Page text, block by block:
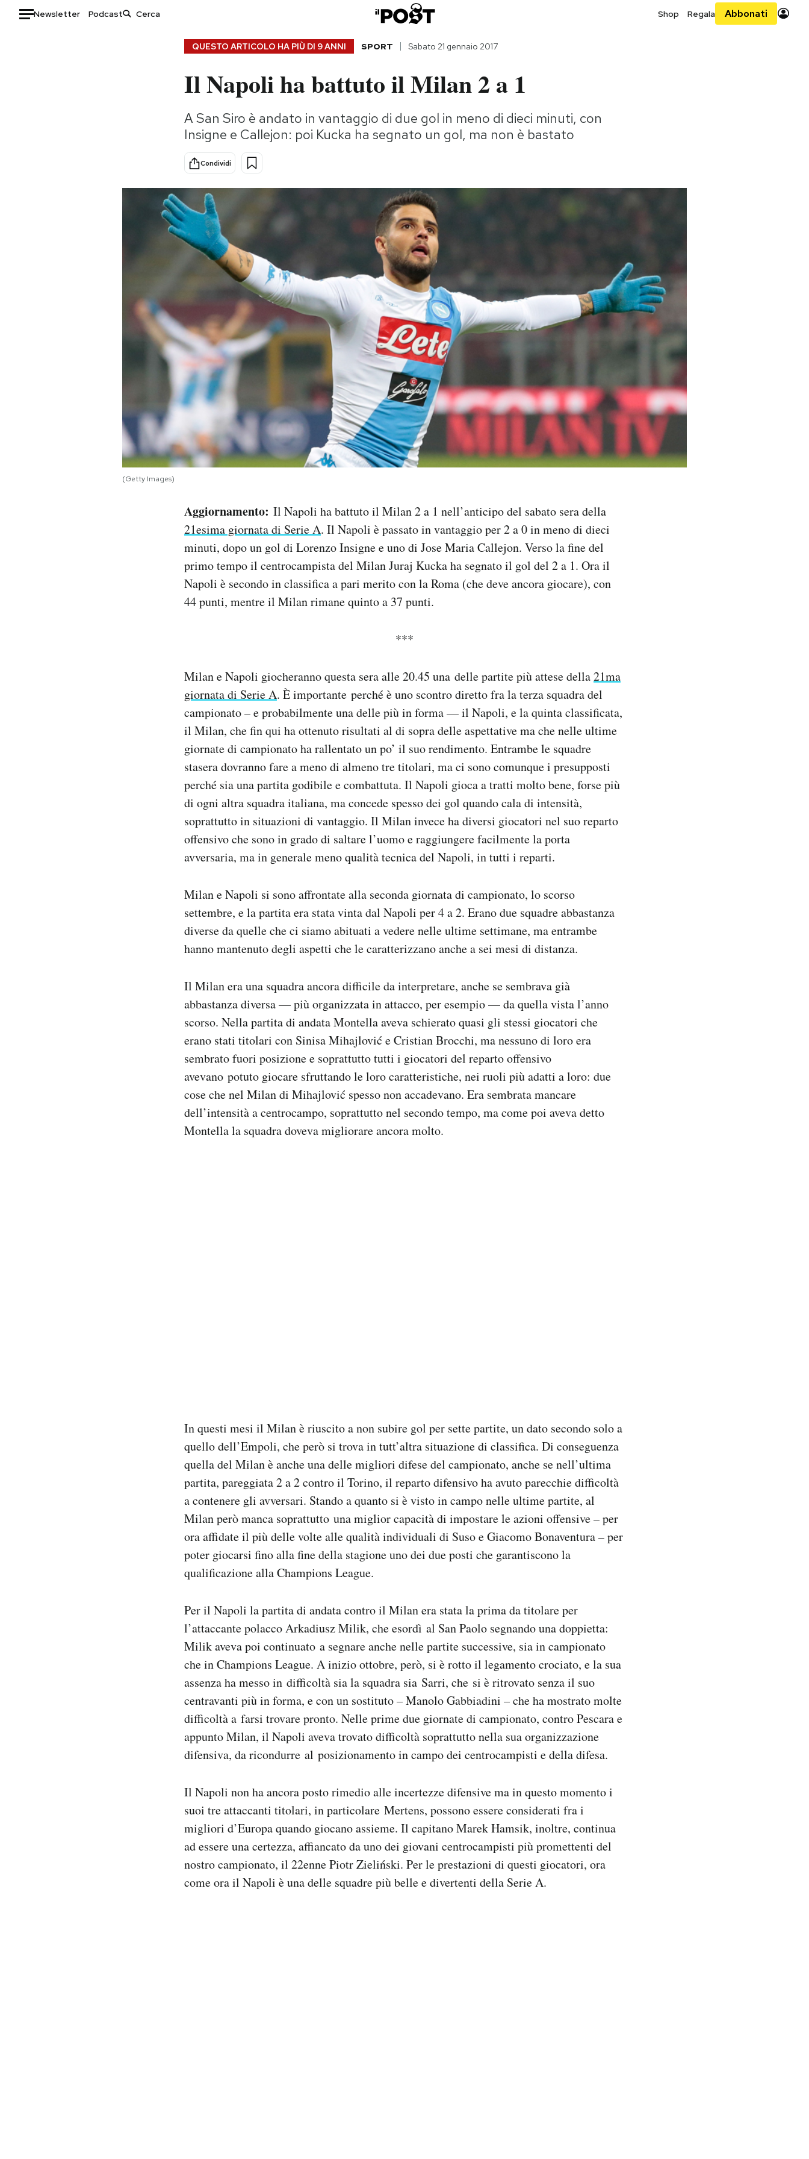
Newsletter Podcast Shop Regala Abbonati
Consumismi
Storie/Idee
Ok Boomer!
Media
Europa
Altrecose
Mondiali calcio 2026
QUESTO ARTICOLO HA PIÙ DI 9 ANNI SPORT Sabato 21 gennaio 2017
Il Napoli ha battuto il Milan 2 a 1
A San Siro è andato in vantaggio di due gol in meno di dieci minuti, con
Insigne e Callejon: poi Kucka ha segnato un gol, ma non è bastato
Condividi
(Getty Images)
Aggiornamento: Il Napoli ha battuto il Milan 2 a 1 nell’anticipo del sabato sera della
21esima giornata di Serie A. Il Napoli è passato in vantaggio per 2 a 0 in meno di dieci
minuti, dopo un gol di Lorenzo Insigne e uno di Jose Maria Callejon. Verso la fine del
primo tempo il centrocampista del Milan Juraj Kucka ha segnato il gol del 2 a 1. Ora il
Napoli è secondo in classifica a pari merito con la Roma (che deve ancora giocare), con
44 punti, mentre il Milan rimane quinto a 37 punti.
***
Milan e Napoli giocheranno questa sera alle 20.45 una delle partite più attese della21ma
giornata di Serie A. È importante perché è uno scontro diretto fra la terza squadra del
campionato – e probabilmente una delle più in forma — il Napoli, e la quinta classificata,
il Milan, che fin qui ha ottenuto risultati al di sopra delle aspettative ma che nelle ultime
giornate di campionato ha rallentato un po’ il suo rendimento. Entrambe le squadre
stasera dovranno fare a meno di almeno tre titolari, ma ci sono comunque i presupposti
perché sia una partita godibile e combattuta. Il Napoli gioca a tratti molto bene, forse più
di ogni altra squadra italiana, ma concede spesso dei gol quando cala di intensità,
soprattutto in situazioni di vantaggio. Il Milan invece ha diversi giocatori nel suo reparto
offensivo che sono in grado di saltare l’uomo e raggiungere facilmente la porta
avversaria, ma in generale meno qualità tecnica del Napoli, in tutti i reparti.
Milan e Napoli si sono affrontate alla seconda giornata di campionato, lo scorso
settembre, e la partita era stata vinta dal Napoli per 4 a 2. Erano due squadre abbastanza
diverse da quelle che ci siamo abituati a vedere nelle ultime settimane, ma entrambe
hanno mantenuto degli aspetti che le caratterizzano anche a sei mesi di distanza.
Il Milan era una squadra ancora difficile da interpretare, anche se sembrava già
abbastanza diversa — più organizzata in attacco, per esempio — da quella vista l’anno
scorso. Nella partita di andata Montella aveva schierato quasi gli stessi giocatori che
erano stati titolari con Sinisa Mihajlović e Cristian Brocchi, ma nessuno di loro era
sembrato fuori posizione e soprattutto tutti i giocatori del reparto offensivo
avevano potuto giocare sfruttando le loro caratteristiche, nei ruoli più adatti a loro: due
cose che nel Milan di Mihajlović spesso non accadevano. Era sembrata mancare
dell’intensità a centrocampo, soprattutto nel secondo tempo, ma come poi aveva detto
Montella la squadra doveva migliorare ancora molto.
In questi mesi il Milan è riuscito a non subire gol per sette partite, un dato secondo solo a
quello dell’Empoli, che però si trova in tutt’altra situazione di classifica. Di conseguenza
quella del Milan è anche una delle migliori difese del campionato, anche se nell’ultima
partita, pareggiata 2 a 2 contro il Torino, il reparto difensivo ha avuto parecchie difficoltà
a contenere gli avversari. Stando a quanto si è visto in campo nelle ultime partite, al
Milan però manca soprattutto una miglior capacità di impostare le azioni offensive – per
ora affidate il più delle volte alle qualità individuali di Suso e Giacomo Bonaventura – per
poter giocarsi fino alla fine della stagione uno dei due posti che garantiscono la
qualificazione alla Champions League.
Per il Napoli la partita di andata contro il Milan era stata la prima da titolare per
l’attaccante polacco Arkadiusz Milik, che esordì al San Paolo segnando una doppietta:
Milik aveva poi continuato a segnare anche nelle partite successive, sia in campionato
che in Champions League. A inizio ottobre, però, si è rotto il legamento crociato, e la sua
assenza ha messo in difficoltà sia la squadra sia Sarri, che si è ritrovato senza il suo
centravanti più in forma, e con un sostituto – Manolo Gabbiadini – che ha mostrato molte
difficoltà a farsi trovare pronto. Nelle prime due giornate di campionato, contro Pescara e
appunto Milan, il Napoli aveva trovato difficoltà soprattutto nella sua organizzazione
difensiva, da ricondurre al posizionamento in campo dei centrocampisti e della difesa.
Il Napoli non ha ancora posto rimedio alle incertezze difensive ma in questo momento i
suoi tre attaccanti titolari, in particolare Mertens, possono essere considerati fra i
migliori d’Europa quando giocano assieme. Il capitano Marek Hamsik, inoltre, continua
ad essere una certezza, affiancato da uno dei giovani centrocampisti più promettenti del
nostro campionato, il 22enne Piotr Zieliński. Per le prestazioni di questi giocatori, ora
come ora il Napoli è una delle squadre più belle e divertenti della Serie A.